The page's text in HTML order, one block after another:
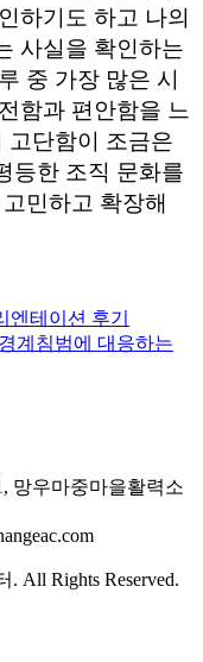
하기도 하고 나의
사실을 확인하는
중 가장 많은 시
함과 편안함을 느
고단함이 조금은
등한 조직 문화를
민하고 확장해
엔테이션 후기
계침범에 대응하는
망우마중마을활력소
All Rights Reserved.